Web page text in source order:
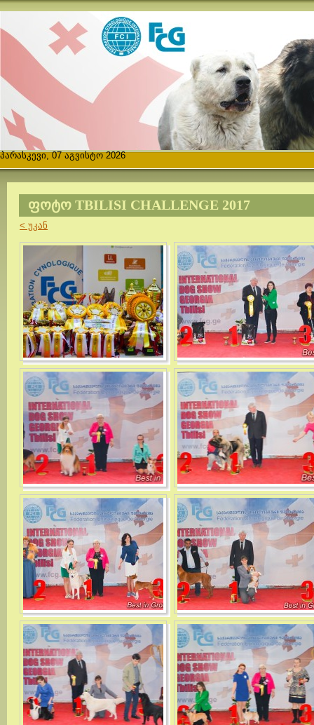
პარასკევი, 07 აგვისტო 2026
ᲤᲝᲢᲝ TBILISI CHALLENGE 2017
< უკან